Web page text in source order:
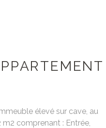
élevé sur cave, au
comprenant : Entrée,